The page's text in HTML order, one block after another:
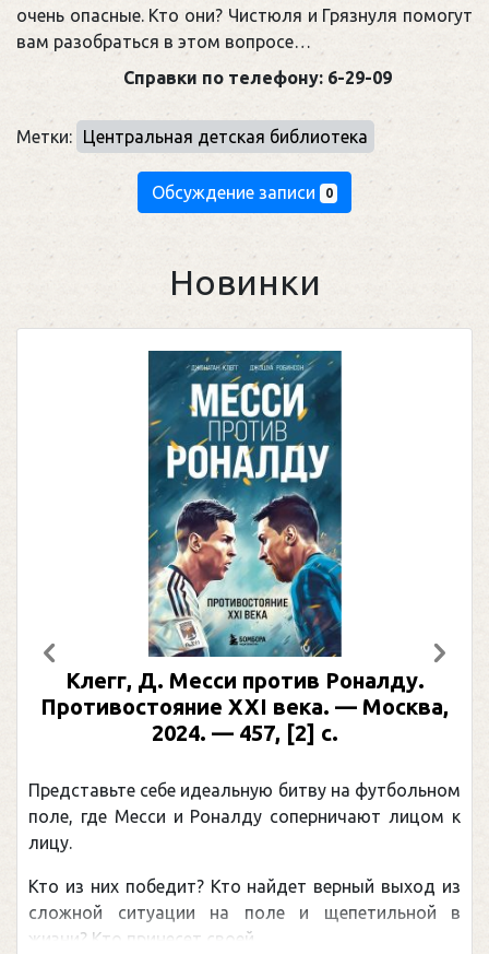
очень опасные. Кто они? Чистюля и Грязнуля помогут
вам разобраться в этом вопросе…
Справки по телефону: 6-29-09
Метки: Центральная детская библиотека
Обсуждение записи 0
Новинки
Клегг, Д. Месси против Роналду.
Противостояние XXI века. — Москва,
2024. — 457, [2] с.
Представьте себе идеальную битву на футбольном
поле, где Месси и Роналду соперничают лицом к
лицу.
Кто из них победит? Кто найдет верный выход из
сложной ситуации на поле и щепетильной в
жизни? Кто принесет своей ...
Предыдущий